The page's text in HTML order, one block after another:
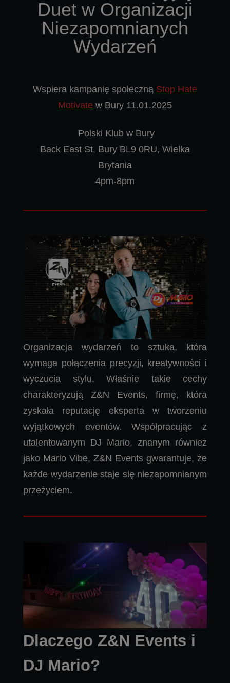
Duet w Organizacji
Niezapomnianych
Wydarzeń
Wspiera kampanię społeczną Stop Hate
Motivate w Bury 11.01.2025
Polski Klub w Bury
Back East St, Bury BL9 0RU, Wielka
Brytania
4pm-8pm
Organizacja wydarzeń to sztuka, która
wymaga połączenia precyzji, kreatywności i
wyczucia stylu. Właśnie takie cechy
charakteryzują Z&N Events, firmę, która
zyskała reputację eksperta w tworzeniu
wyjątkowych eventów. Współpracując z
utalentowanym DJ Mario, znanym również
jako Mario Vibe, Z&N Events gwarantuje, że
każde wydarzenie staje się niezapomnianym
przeżyciem.
Dlaczego Z&N Events i
DJ Mario?